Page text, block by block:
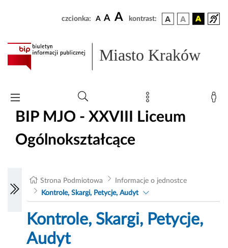
czcionka: A A A kontrast:
Miasto Kraków
BIP MJO - XXVIII Liceum
Ogólnokształcące
Strona Podmiotowa
Informacje o jednostce
Kontrole, Skargi, Petycje, Audyt
Kontrole, Skargi, Petycje,
Audyt